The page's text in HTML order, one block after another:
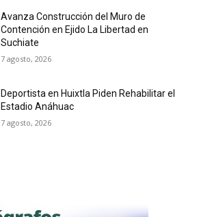
Avanza Construcción del Muro de
Contención en Ejido La Libertad en
Suchiate
7 agosto, 2026
Deportista en Huixtla Piden Rehabilitar el
Estadio Anáhuac
7 agosto, 2026